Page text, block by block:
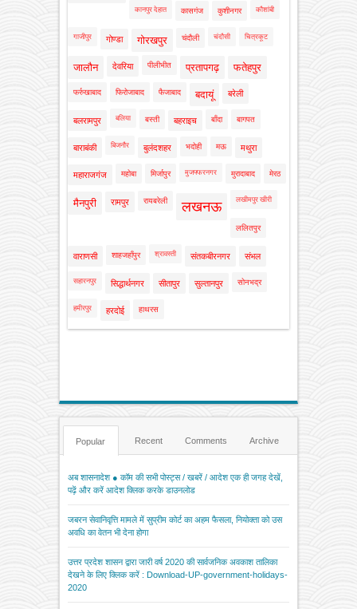
कानपुर देहात कासगंज कुशीनगर कौशांबी
गाजीपुर गोण्डा गोरखपुर चंदौली चंदौसी चित्रकूट
जालौन देवरिया पीलीभीत प्रतापगढ़ फतेहपुर
फर्रुखाबाद फिरोजाबाद फैजाबाद बदायूं बरेली
बलरामपुर बलिया बस्ती बहराइच बाँदा बागपत
बाराबंकी बिजनौर बुलंदशहर भदोही मऊ मथुरा
महाराजगंज महोबा मिर्जापुर मुजफ्फरनगर मुरादाबाद मेरठ
मैनपुरी रामपुर रायबरेली लखनऊ लखीमपुर खीरी
ललितपुर
वाराणसी शाहजहाँपुर श्रावस्ती संतकबीरनगर संभल
सहारनपुर सिद्धार्थनगर सीतापुर सुल्तानपुर सोनभद्र
हमीरपुर हरदोई हाथरस
Popular Recent Comments Archive
अब शासनादेश ● कॉम की सभी पोस्ट्स / खबरें / आदेश एक ही जगह देखें,
पढ़ें और करें आदेश क्लिक करके डाउनलोड
जबरन सेवानिवृत्ति मामले में सुप्रीम कोर्ट का अहम फैसला, नियोक्ता को उस
अवधि का वेतन भी देना होगा
उत्तर प्रदेश शासन द्वारा जारी वर्ष 2020 की सार्वजनिक अवकाश तालिका
देखने के लिए क्लिक करें : Download-UP-government-holidays-
2020